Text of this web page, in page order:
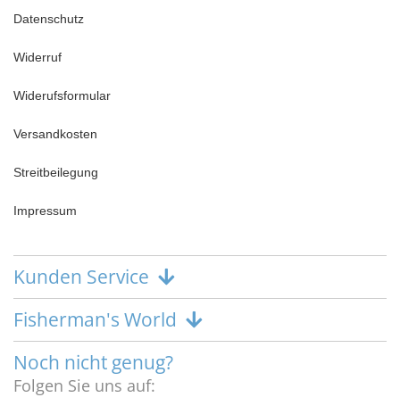
Datenschutz
Widerruf
Widerufsformular
Versandkosten
Streitbeilegung
Impressum
Kunden Service
Fisherman's World
Noch nicht genug?
Folgen Sie uns auf: